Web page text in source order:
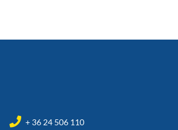
+ 36 24 506 110